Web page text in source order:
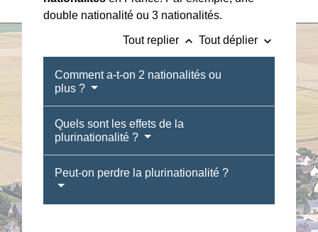
double nationalité ou 3 nationalités.
Tout replier keyboard_arrow_up Tout déplier keyboard_arrow_down
Comment a-t-on 2 nationalités ou
plus ?
Quels sont les effets de la
plurinationalité ?
Peut-on perdre la plurinationalité ?